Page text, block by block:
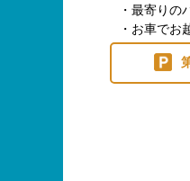
・最寄りの
・お車でお